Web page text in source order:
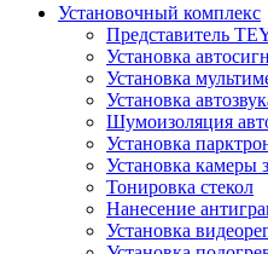
Установочный комплекс
Представитель
Установка
Установка
Установка
Шумоизоляция
Установка
Установка камеры
Тонировка стекол
Нанесение
Установка